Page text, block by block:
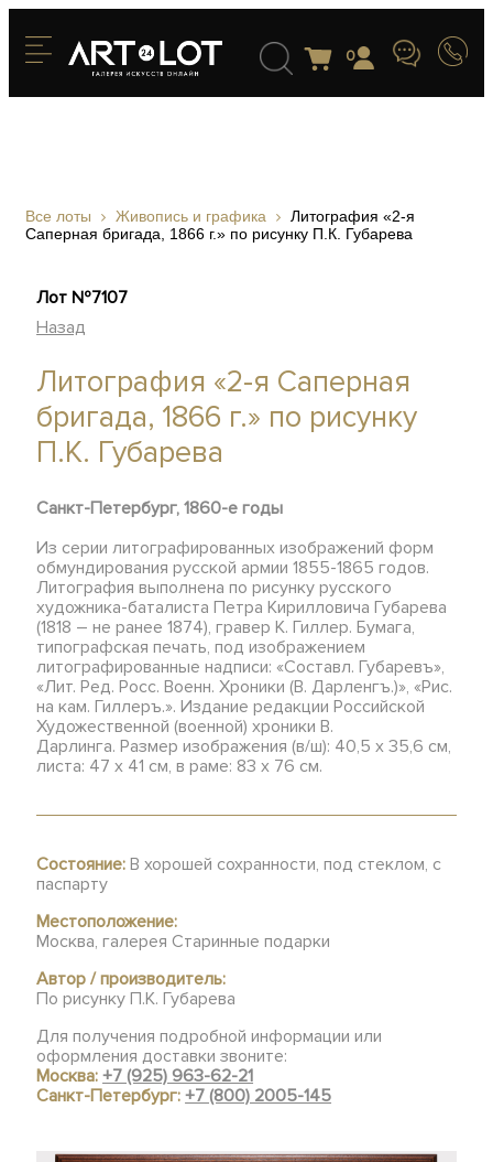
0
Все лоты Живопись и графика
Литография «2-я
Саперная бригада, 1866 г.» по рисунку П.К. Губарева
Лот №7107
Назад
Литография «2-я Саперная
бригада, 1866 г.» по рисунку
П.К. Губарева
Санкт-Петербург,1860-е годы
Из серии литографированных изображений форм
обмундирования русской армии 1855-1865 годов.
Литография выполнена по рисунку русского
художника-баталиста Петра Кирилловича Губарева
(1818 – не ранее 1874), гравер К. Гиллер. Бумага,
типографская печать, под изображением
литографированные надписи: «Составл. Губаревъ»,
«Лит. Ред. Росс. Военн. Хроники (В. Дарленгъ.)», «Рис.
на кам. Гиллеръ.». Издание редакции Российской
Художественной (военной) хроники В.
Дарлинга. Размер изображения (в/ш): 40,5 х 35,6 см,
листа: 47 х 41 см, в раме: 83 х 76 см.
Состояние: В хорошей сохранности, под стеклом, с
паспарту
Местоположение:
Москва, галерея Старинные подарки
Автор / производитель:
По рисунку П.К. Губарева
Для получения подробной информации или
оформления доставки звоните:
Москва:+7 (925) 963-62-21
Санкт-Петербург:+7 (800) 2005-145